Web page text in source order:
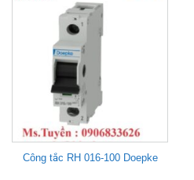
Công tắc RH 016-100 Doepke